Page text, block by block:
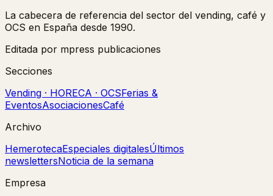
La cabecera de referencia del sector del vending, café y
OCS en España desde 1990.
Editada por mpress publicaciones
Secciones
Vending · HORECA · OCSFerias &
EventosAsociacionesCafé
Archivo
HemerotecaEspeciales digitalesÚltimos
newslettersNoticia de la semana
Empresa